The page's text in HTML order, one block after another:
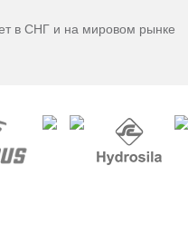
в СНГ и на мировом рынке